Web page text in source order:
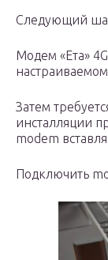
Следующий
Модем «Ета»
Затем
инсталляции
modem
Подключить